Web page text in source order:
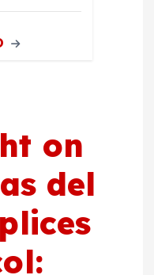
on
del